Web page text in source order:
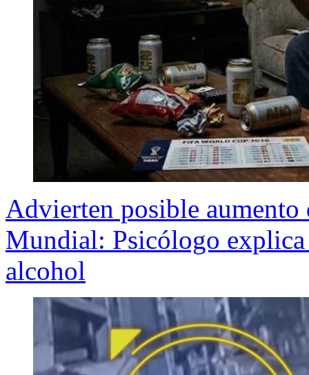
Advierten posible
Mundial: Psicólogo
alcohol